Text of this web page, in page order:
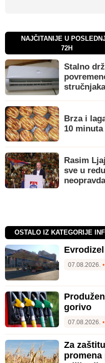
NAJČITANIJE U
72H
Stalno
stručnjaka
Brza i
10 minuta
Rasim
sve u
OSTALO IZ KATEGORIJE
07.08.2026. •
gorivo
07.08.2026. •
Za
promena